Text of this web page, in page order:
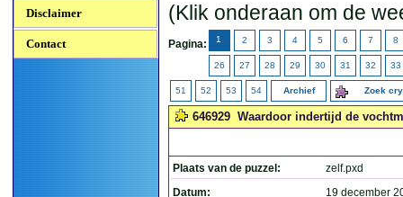
Disclaimer
Contact
(Klik onderaan om de
Pagina: 1 2 3 4 5 6 7 8
26 27 28 29 30 31 32 33
51 52 53 54 Archief Zoek
646929 Waardoor indertijd de
Plaats van de puzzel:
zelf.pxd
Datum:
19 december